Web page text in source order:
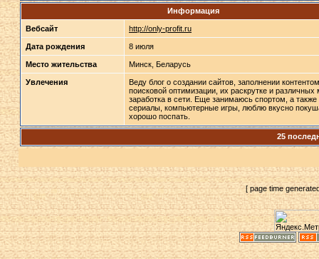
Информация
Вебсайт http://only-profit.ru
Дата рождения 8 июля
Место жительства Минск, Беларусь
Увлечения
Веду блог о создании сайтов, заполнении
поисковой оптимизации, их раскрутке и различных
заработка в сети. Еще занимаюсь спортом, а
сериалы, компьютерные игры, люблю вкусно
хорошо поспать.
25
[ page time